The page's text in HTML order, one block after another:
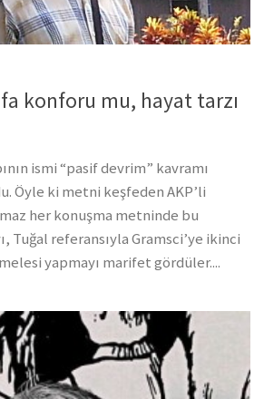
konforu mu, hayat tarzı
ismi “pasif devrim” kavramı
Öyle ki metni keşfeden AKP’li
her konuşma metninde bu
Tuğal referansıyla Gramsci’ye ikinci
yapmayı marifet gördüler....